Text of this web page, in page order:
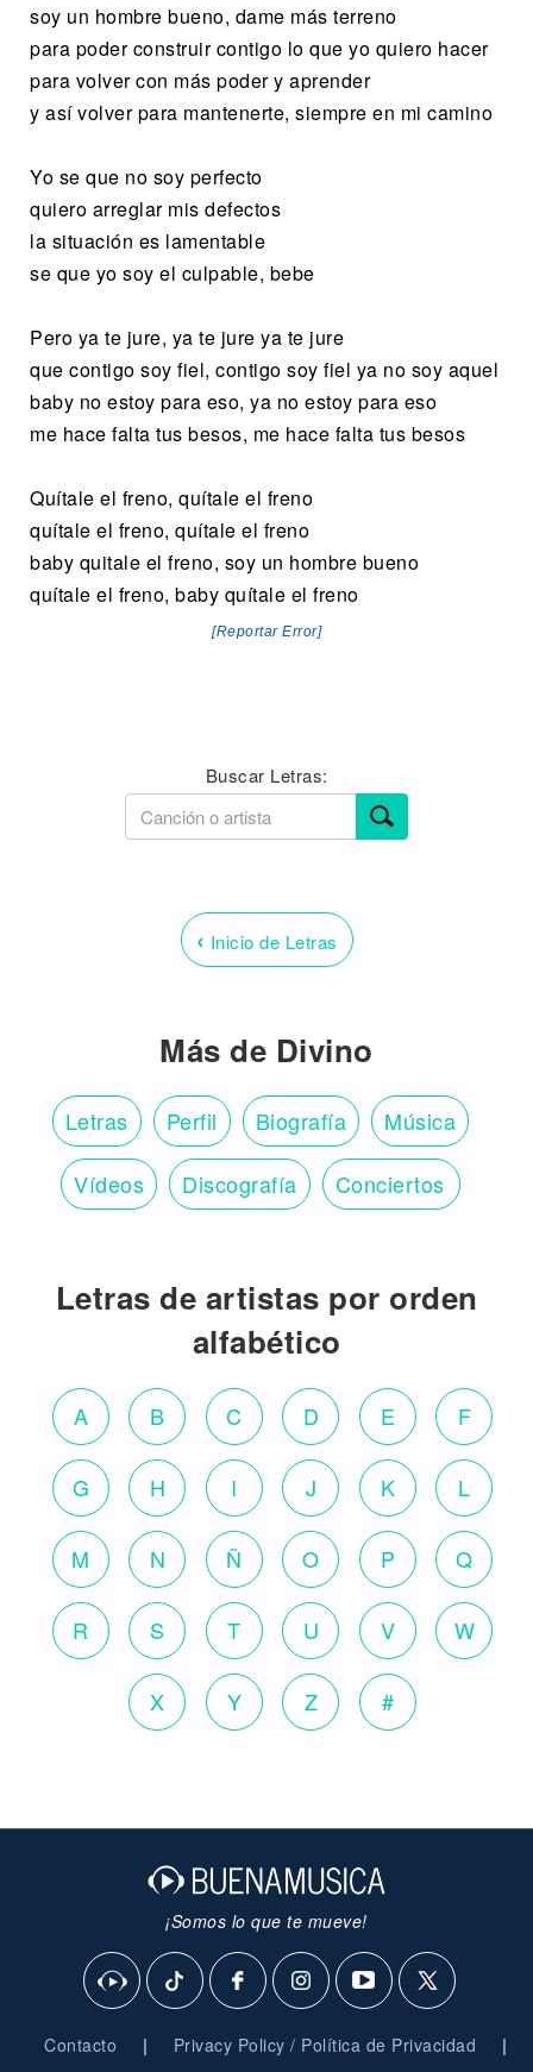
soy un hombre bueno, dame más terreno
para poder construir contigo lo que yo quiero hacer
para volver con más poder y aprender
y así volver para mantenerte, siempre en mi camino
Yo se que no soy perfecto
quiero arreglar mis defectos
la situación es lamentable
se que yo soy el culpable, bebe
Pero ya te jure, ya te jure ya te jure
que contigo soy fiel, contigo soy fiel ya no soy aquel
baby no estoy para eso, ya no estoy para eso
me hace falta tus besos, me hace falta tus besos
Quítale el freno, quítale el freno
quítale el freno, quítale el freno
baby quitale el freno, soy un hombre bueno
quítale el freno, baby quítale el freno
[Reportar Error]
Buscar Letras:
‹ Inicio de Letras
Más de Divino
Letras Perfil Biografía Música
Vídeos Discografía Conciertos
Letras de artistas por orden
alfabético
A B C D E F
G H I J K L
M N Ñ O P Q
R S T U V W
X Y Z #
¡Somos lo que te mueve!
Contacto | Privacy Policy / Política de Privacidad |